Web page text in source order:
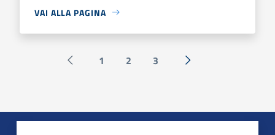
VAI ALLA PAGINA
Pagina precedente
1 2 3 Successiva »